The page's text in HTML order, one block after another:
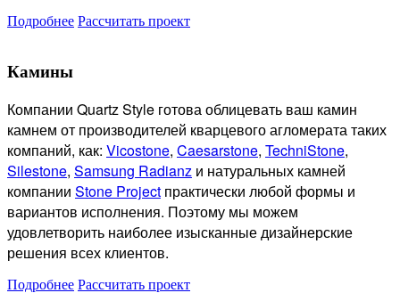
Подробнее Рассчитать проект
Камины
Компании Quartz Style готоваоблицевать ваш камин
камнем от производителей кварцевого агломерата таких
компаний, как: Vicostone, Caesarstone, TechniStone,
Silestone, Samsung Radianz и натуральных камней
компании Stone Project практически любой формы и
вариантов исполнения. Поэтому мы можем
удовлетворить наиболее изысканные дизайнерские
решения всех клиентов.
Подробнее Рассчитать проект